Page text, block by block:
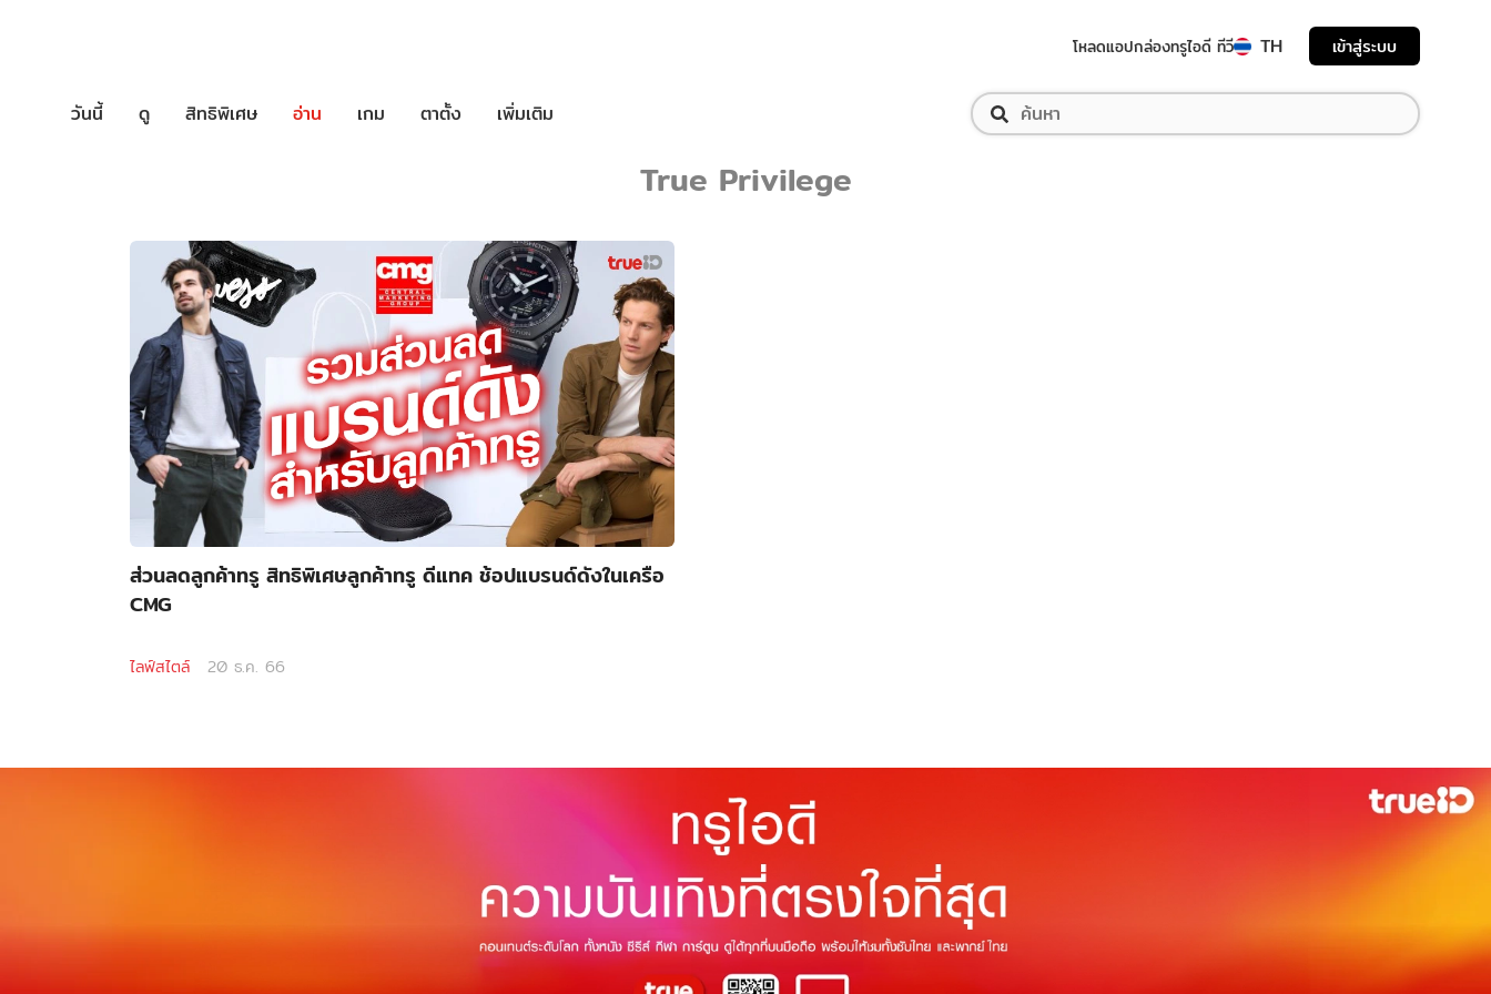
โหลดแอปกล่องทรูไอดี ทีวี TH เข้าสู่ระบบ
วันนี้ ดู สิทธิพิเศษ อ่าน เกม ตาตั้ง เพิ่มเติม
True Privilege
ส่วนลดลูกค้าทรู สิทธิพิเศษลูกค้าทรู ดีแทค ช้อปแบรนด์ดังในเครือ
CMG
ไลฟ์สไตล์ 20 ธ.ค. 66